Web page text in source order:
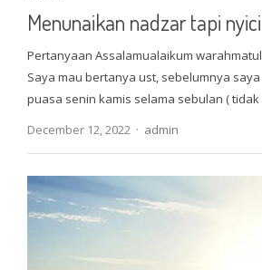
Menunaikan nadzar tapi
Pertanyaan Assalamualaikum
Saya mau bertanya ust, sebelumnya
puasa senin kamis selama sebulan (
December 12, 2022
Author
admin